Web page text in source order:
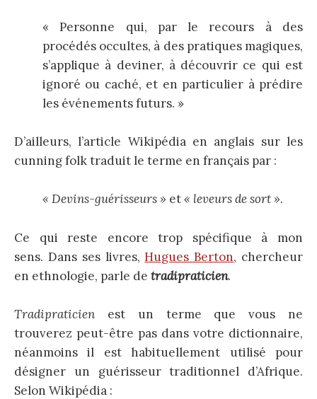
« Personne qui, par le recours à des
procédés occultes, à des pratiques magiques,
s’applique à deviner, à découvrir ce qui est
ignoré ou caché, et en particulier à prédire
les événements futurs. »
D’ailleurs, l’article Wikipédia en anglais sur les
cunning folk traduit le terme en français par :
« Devins-guérisseurs » et« leveurs de sort ».
Ce qui reste encore trop spécifique à mon
sens. Dans ses livres,Hugues Berton, chercheur
en ethnologie, parle de tradipraticien.
Tradipraticien est un terme que vous ne
trouverez peut-être pas dans votre dictionnaire,
néanmoins il est habituellement utilisé pour
désigner un guérisseur traditionnel d’Afrique.
Selon Wikipédia :